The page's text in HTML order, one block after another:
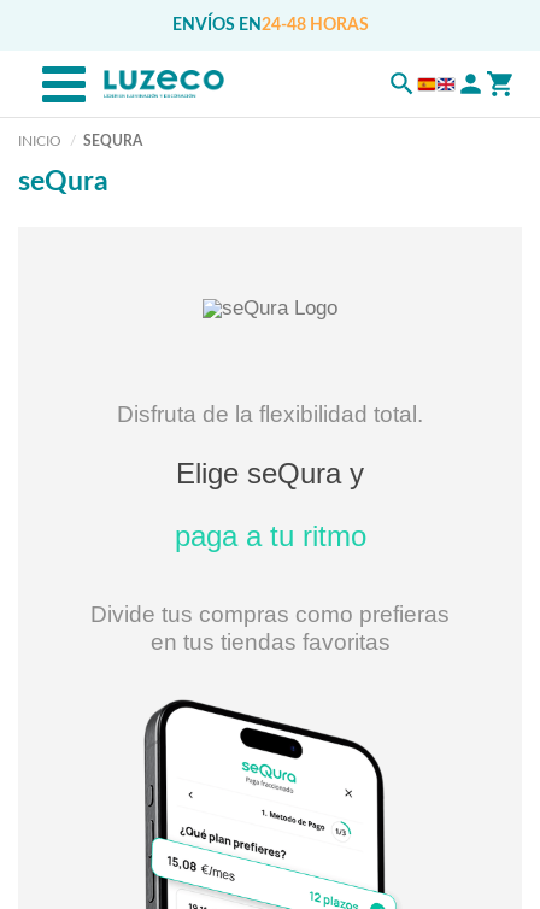
ENVÍOS EN 24-48 HORAS
INICIO SEQURA
seQura
Disfruta de la flexibilidad total.
Elige seQura y
paga a tu ritmo
Divide tus compras como prefieras
en tus tiendas favoritas